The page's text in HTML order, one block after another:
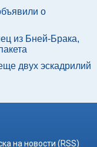
о
из Бней-Брака,
двух эскадрилий
на новости (RSS)